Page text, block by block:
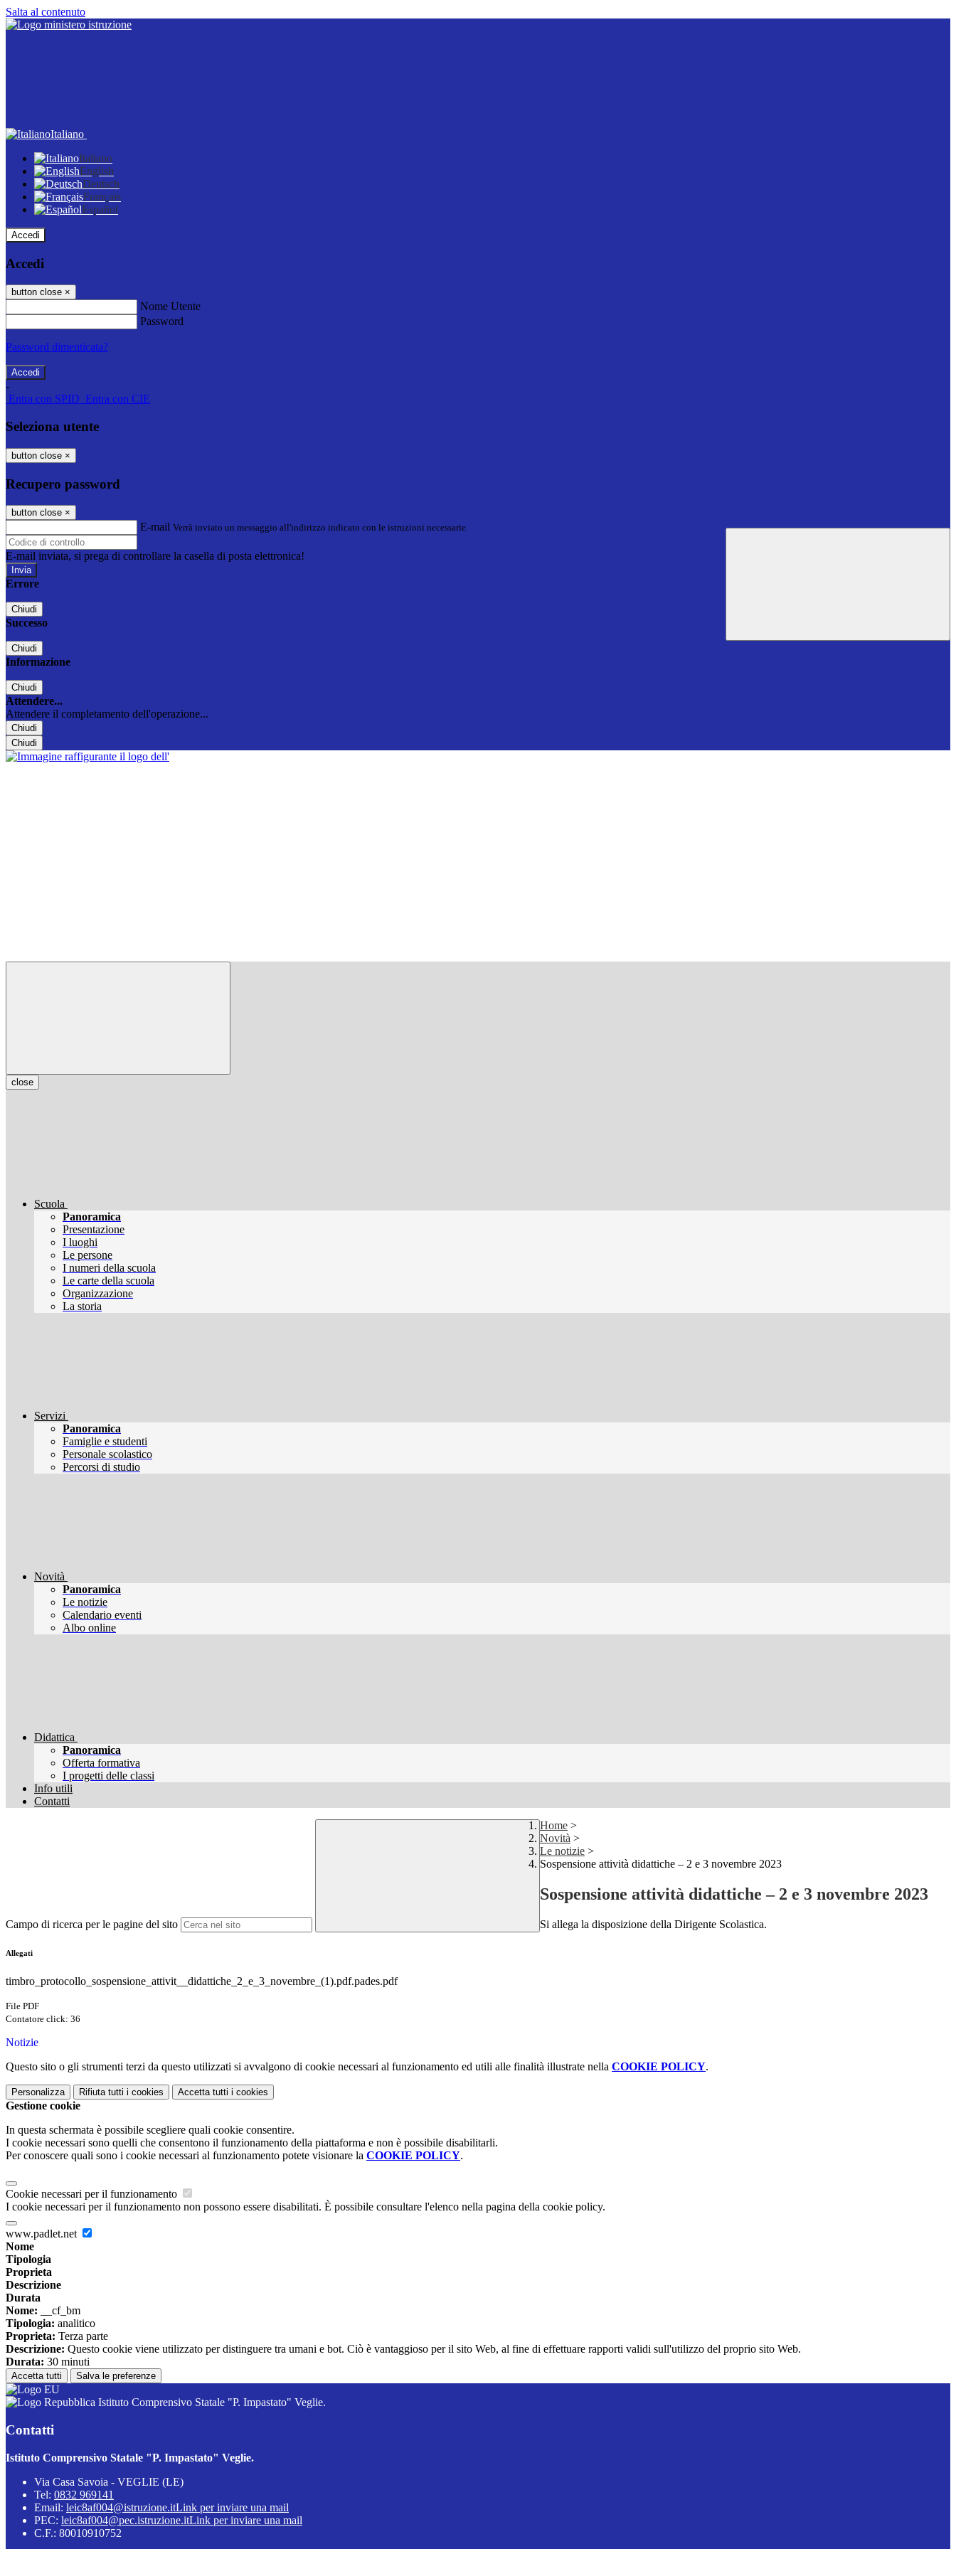
Salta al contenuto
Italiano
Italiano
English
Deutsch
Français
Español
Accedi
Accedi
button close ×
Nome Utente
Password
Password dimenticata?
-
Entra con SPID Entra con CIE
Seleziona utente
button close ×
Recupero password
button close ×
E-mail Verrà inviato un messaggio all'indirizzo indicato con le istruzioni necessarie.
E-mail inviata, si prega di controllare la casella di posta elettronica!
Errore
Chiudi
Successo
Chiudi
Informazione
Chiudi
Attendere...
Attendere il completamento dell'operazione...
Chiudi
Chiudi
close
Scuola
Panoramica
Presentazione
I luoghi
Le persone
I numeri della scuola
Le carte della scuola
Organizzazione
La storia
Servizi
Panoramica
Famiglie e studenti
Personale scolastico
Percorsi di studio
Novità
Panoramica
Le notizie
Calendario eventi
Albo online
Didattica
Panoramica
Offerta formativa
I progetti delle classi
Info utili
Contatti
Campo di ricerca per le pagine del sito
Home >
Novità >
Le notizie >
Sospensione attività didattiche – 2 e 3 novembre 2023
Sospensione attività didattiche – 2 e 3 novembre 2023
Si allega la disposizione della Dirigente Scolastica.
Allegati
timbro_protocollo_sospensione_attivit__didattiche_2_e_3_novembre_(1).pdf.pades.pdf
File PDF
Contatore click: 36
Notizie
Questo sito o gli strumenti terzi da questo utilizzati si avvalgono di cookie necessari al funzionamento ed utili alle finalità illustrate nella COOKIE POLICY.
Personalizza Rifiuta tutti i cookies Accetta tutti i cookies
Gestione cookie
In questa schermata è possibile scegliere quali cookie consentire.
I cookie necessari sono quelli che consentono il funzionamento della piattaforma e non è possibile disabilitarli.
Per conoscere quali sono i cookie necessari al funzionamento potete visionare la COOKIE POLICY.
Cookie necessari per il funzionamento
I cookie necessari per il funzionamento non possono essere disabilitati. È possibile consultare l'elenco nella pagina della cookie policy.
www.padlet.net
Nome
Tipologia
Proprieta
Descrizione
Durata
Nome: __cf_bm
Tipologia: analitico
Proprieta: Terza parte
Descrizione: Questo cookie viene utilizzato per distinguere tra umani e bot. Ciò è vantaggioso per il sito Web, al fine di effettuare rapporti validi sull'utilizzo del proprio sito Web.
Durata: 30 minuti
Accetta tutti Salva le preferenze
Istituto Comprensivo Statale "P. Impastato" Veglie.
Contatti
Istituto Comprensivo Statale "P. Impastato" Veglie.
Via Casa Savoia - VEGLIE (LE)
Tel: 0832 969141
Email: leic8af004@istruzione.itLink per inviare una mail
PEC: leic8af004@pec.istruzione.itLink per inviare una mail
C.F.: 80010910752